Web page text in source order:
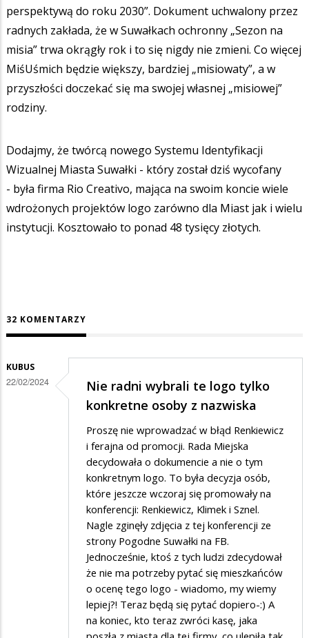
perspektywą do roku 2030”. Dokument uchwalony przez
radnych zakłada, że w Suwałkach ochronny „Sezon na
misia” trwa okrągły rok i to się nigdy nie zmieni. Co więcej
MiśUśmich będzie większy, bardziej „misiowaty”, a w
przyszłości doczekać się ma swojej własnej „misiowej”
rodziny.
Dodajmy, że twórcą nowego Systemu Identyfikacji
Wizualnej Miasta Suwałki - który został dziś wycofany
- była firma Rio Creativo, mająca na swoim koncie wiele
wdrożonych projektów logo zarówno dla Miast jak i wielu
instytucji. Kosztowało to ponad 48 tysięcy złotych.
32 KOMENTARZY
KUBUS
22/02/2024
Nie radni wybrali te logo tylko
konkretne osoby z nazwiska
Proszę nie wprowadzać w błąd Renkiewicz
i ferajna od promocji. Rada Miejska
decydowała o dokumencie a nie o tym
konkretnym logo. To była decyzja osób,
które jeszcze wczoraj się promowały na
konferencji: Renkiewicz, Klimek i Sznel.
Nagle zginęły zdjęcia z tej konferencji ze
strony Pogodne Suwałki na FB.
Jednocześnie, ktoś z tych ludzi zdecydował
że nie ma potrzeby pytać się mieszkańców
o ocenę tego logo - wiadomo, my wiemy
lepiej?! Teraz będą się pytać dopiero-:) A
na koniec, kto teraz zwróci kasę, jaka